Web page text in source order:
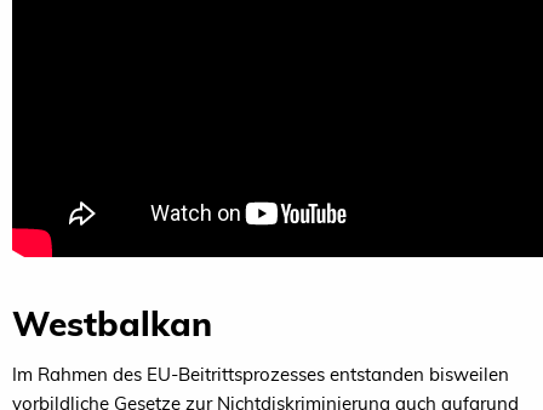
Westbalkan
Im Rahmen des EU-Beitrittsprozesses entstanden bisweilen
vorbildliche Gesetze zur Nichtdiskriminierung auch aufgrund